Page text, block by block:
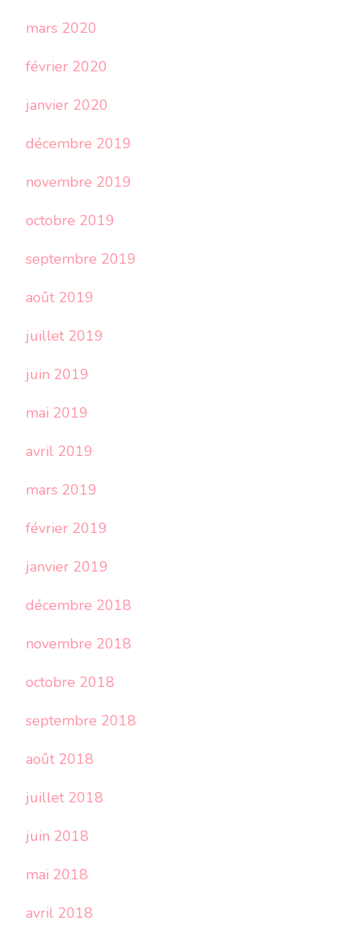
mars 2020
février 2020
janvier 2020
décembre 2019
novembre 2019
octobre 2019
septembre 2019
août 2019
juillet 2019
juin 2019
mai 2019
avril 2019
mars 2019
février 2019
janvier 2019
décembre 2018
novembre 2018
octobre 2018
septembre 2018
août 2018
juillet 2018
juin 2018
mai 2018
avril 2018